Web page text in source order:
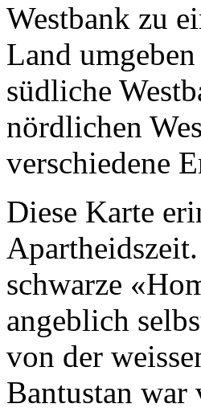
Westbank zu
Land
südliche
nördlichen
verschiedene
Diese Karte
schwarze
angeblich
von der
Bantustan war